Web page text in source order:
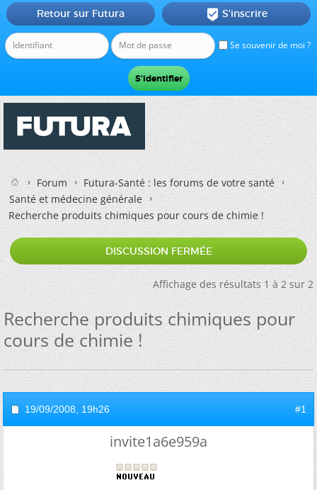
Se souvenir de moi ?
Retour sur Futura  S'inscrire
Forum
Futura-Santé : les forums de votre santé
Santé et médecine générale
Recherche produits chimiques pour cours de chimie !
DISCUSSION FERMÉE
Affichage des résultats 1 à 2 sur 2
Recherche produits chimiques pour
cours de chimie !
19/09/2008, 19h26 #1
invite1a6e959a